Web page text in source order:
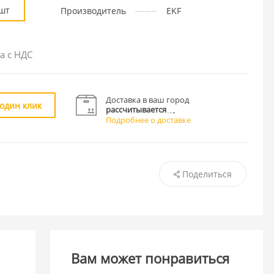
с НДС
Производитель EKF
клик
Доставка в ваш город
рассчитывается
Подробнее о доставке
Поделиться
Вам может понравиться